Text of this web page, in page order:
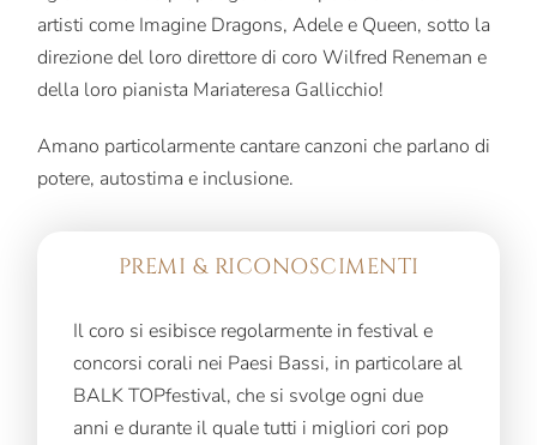
artisti come Imagine Dragons, Adele e Queen, sotto la
direzione del loro direttore di coro Wilfred Reneman e
della loro pianista Mariateresa Gallicchio!
Amano particolarmente cantare canzoni che parlano di
potere, autostima e inclusione.
PREMI & RICONOSCIMENTI
Il coro si esibisce regolarmente in festival e
concorsi corali nei Paesi Bassi, in particolare al
BALK TOPfestival, che si svolge ogni due
anni e durante il quale tutti i migliori cori pop